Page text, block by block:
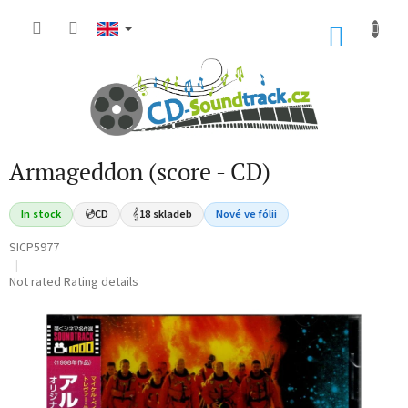
Armageddon (score - CD)
In stock 💿CD 𝄞18 skladeb Nové ve fólii
SICP5977
The
product
Not rated Rating details